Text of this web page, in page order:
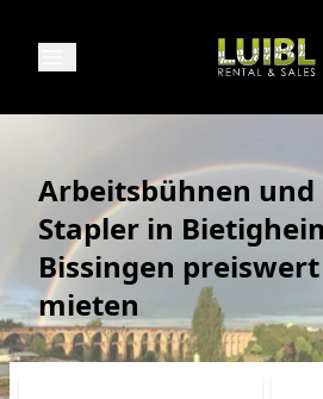
Luibl
Arbeitsbühnen und
Stapler in
Bissingen preiswert
mieten